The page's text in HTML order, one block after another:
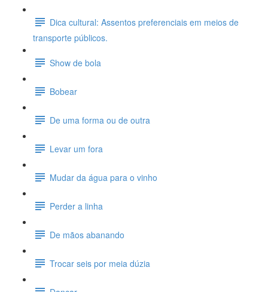
Dica cultural: Assentos preferenciais em meios de
transporte públicos.
Show de bola
Bobear
De uma forma ou de outra
Levar um fora
Mudar da água para o vinho
Perder a linha
De mãos abanando
Trocar seis por meia dúzia